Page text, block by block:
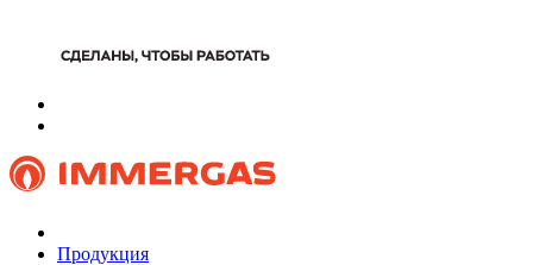
Продукция